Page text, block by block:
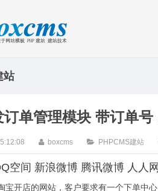
站
订单管理模块 带订单
boxcms PHPCMS建站
空间 新浪微博 腾讯微博 人人网
宝开店的网站，客户要求有一个下单中